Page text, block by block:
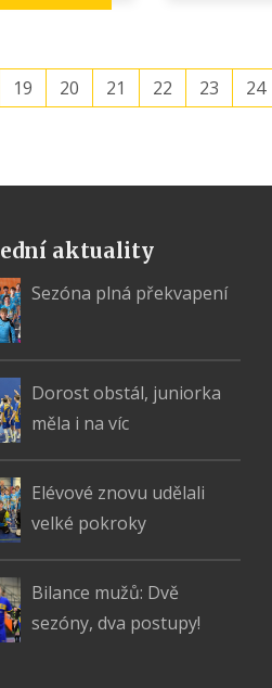
19 20 21 22 23 24
aktuality
Sezóna plná překvapení
Dorost obstál, juniorka
měla i na víc
Elévové znovu udělali
velké pokroky
Bilance mužů: Dvě
sezóny, dva postupy!